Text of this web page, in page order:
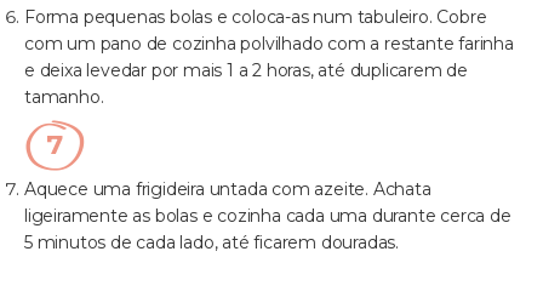
Forma pequenas bolas e coloca-as num tabuleiro. Cobre
com um pano de cozinha polvilhado com a restante farinha
e deixa levedar por mais 1 a 2 horas, até duplicarem de
tamanho.
Aquece uma frigideira untada com azeite. Achata
ligeiramente as bolas e cozinha cada uma durante cerca de
5 minutos de cada lado, até ficarem douradas.